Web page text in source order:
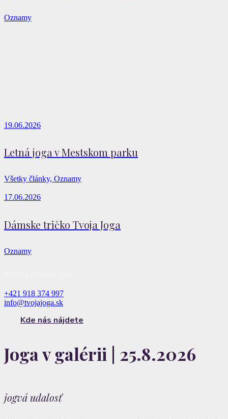
Oznamy
19.06.2026
Letná joga v Mestskom parku
Všetky články, Oznamy
17.06.2026
Dámske tričko Tvoja Joga
Oznamy
+421 918 374 997
info@tvojajoga.sk
Kde nás nájdete
Joga v galérii | 25.8.2026
jogvá udalosť